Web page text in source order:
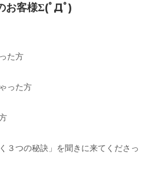
お客様Σ(ﾟДﾟ)
た方
った方
３つの秘訣」を聞きに来てくださっ